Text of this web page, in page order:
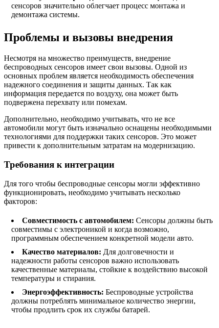
сенсоров значительно облегчает процесс монтажа и
демонтажа системы.
Проблемы и вызовы внедрения
Несмотря на множество преимуществ, внедрение
беспроводных сенсоров имеет свои вызовы. Одной из
основных проблем является необходимость обеспечения
надежного соединения и защиты данных. Так как
информация передается по воздуху, она может быть
подвержена перехвату или помехам.
Дополнительно, необходимо учитывать, что не все
автомобили могут быть изначально оснащены необходимыми
технологиями для поддержки таких сенсоров. Это может
привести к дополнительным затратам на модернизацию.
Требования к интеграции
Для того чтобы беспроводные сенсоры могли эффективно
функционировать, необходимо учитывать несколько
факторов:
Совместимость с автомобилем: Сенсоры должны быть
совместимы с электроникой и когда возможно,
программным обеспечением конкретной модели авто.
Качество материалов: Для долговечности и
надежности работы сенсоров важно использовать
качественные материалы, стойкие к воздействию высокой
температуры и стирания.
Энергоэффективность: Беспроводные устройства
должны потреблять минимальное количество энергии,
чтобы продлить срок их службы батарей.